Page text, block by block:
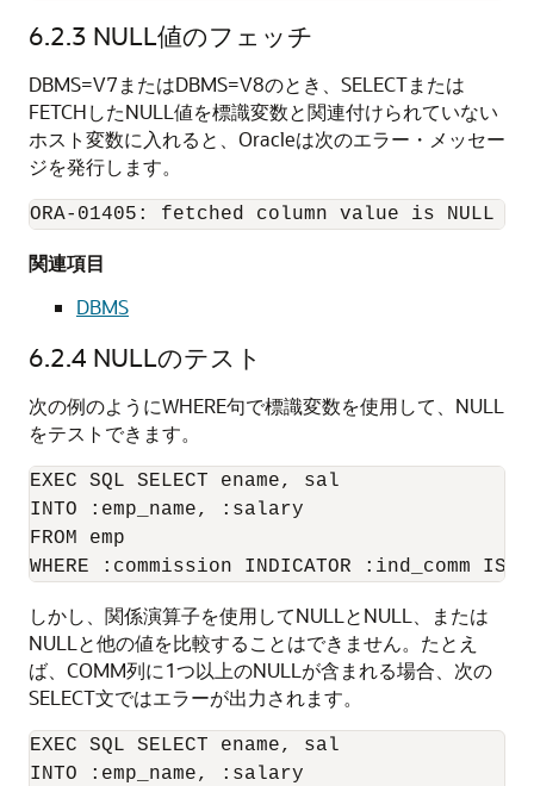
6.2.3 NULL値のフェッチ
DBMS=V7またはDBMS=V8のとき、SELECTまたは
FETCHしたNULL値を標識変数と関連付けられていない
ホスト変数に入れると、Oracleは次のエラー・メッセー
ジを発行します。
関連項目
DBMS
6.2.4 NULLのテスト
次の例のようにWHERE句で標識変数を使用して、NULL
をテストできます。
EXEC SQL SELECT ename, sal
INTO :emp_name, :salary
FROM emp
しかし、関係演算子を使用してNULLとNULL、または
NULLと他の値を比較することはできません。たとえ
ば、COMM列に1つ以上のNULLが含まれる場合、次の
SELECT文ではエラーが出力されます。
EXEC SQL SELECT ename, sal
INTO :emp_name, :salary